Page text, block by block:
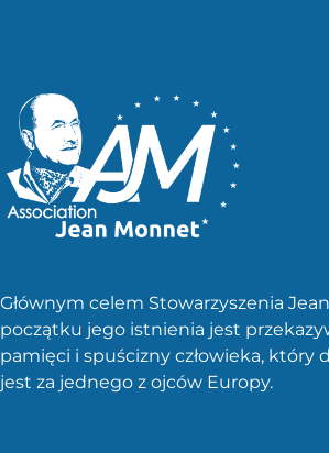
Głównym celem Stowarzyszenia
początku jego istnienia jest
pamięci i spuścizny człowieka, który
jest za jednego z ojców Europy.